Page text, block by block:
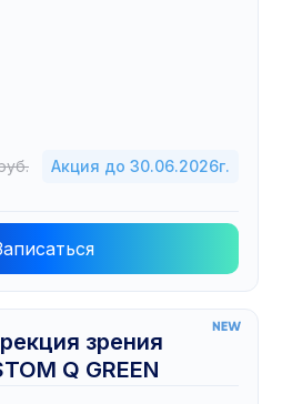
Акция до 30.06.2026г.
зрения
Q GREEN